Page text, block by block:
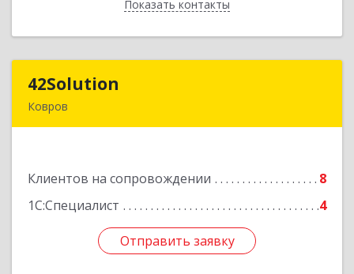
Показать контакты
Назад
42Solution
Ковров
Клиентов на сопровождении
8
1С:Специалист
4
Отправить заявку
Здание № 2, этаж 1 ПОМЕЩ. 31
Отправить заявку